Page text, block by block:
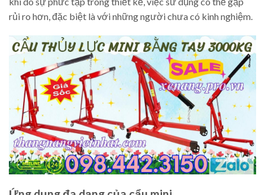
rủi ro hơn, đặc biệt là với những người chưa có kinh nghiệm.